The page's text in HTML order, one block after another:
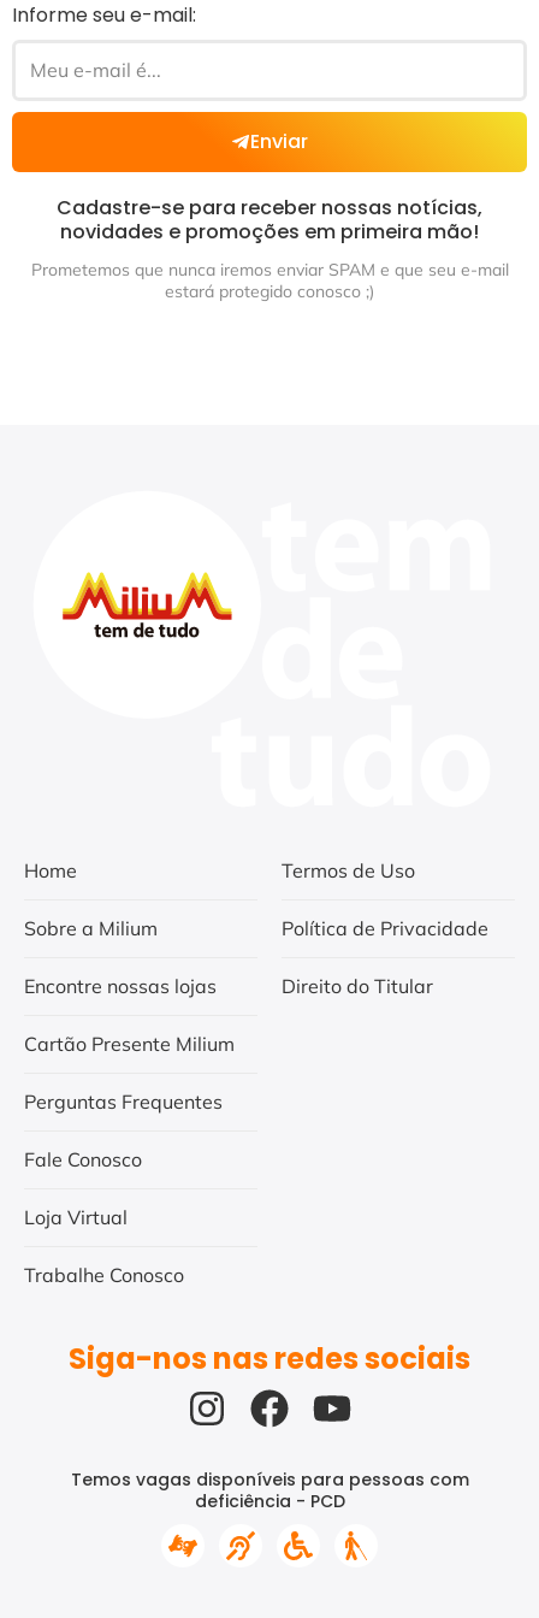
Informe seu e-mail:
Enviar
Cadastre-se para receber nossas notícias,
novidades e promoções em primeira mão!
Prometemos que nunca iremos enviar SPAM e que seu e-mail
estará protegido conosco ;)
Home
Sobre a Milium
Encontre nossas lojas
Cartão Presente Milium
Perguntas Frequentes
Fale Conosco
Loja Virtual
Trabalhe Conosco
Termos de Uso
Política de Privacidade
Direito do Titular
Siga-nos nas redes sociais
Temos vagas disponíveis para pessoas com
deficiência - PCD